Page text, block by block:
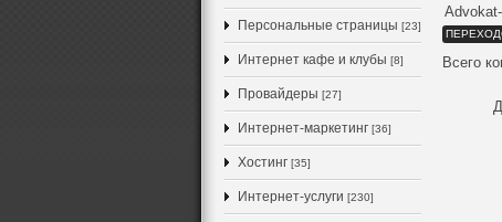
Персональные страницы [23]
Интернет кафе и клубы [8]
Провайдеры [27]
Интернет-маркетинг [36]
Хостинг [35]
Интернет-услуги [230]
Всего